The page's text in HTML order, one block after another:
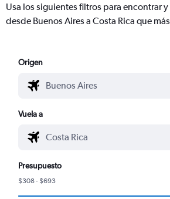
Usa los siguientes filtros para encontrar
desde Buenos Aires a Costa Rica que
Origen
Vuela a
Presupuesto
$308 - $693